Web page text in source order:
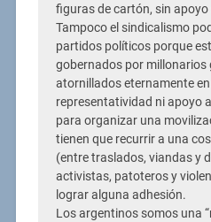
figuras de cartón, sin apoyo
Tampoco el sindicalismo
partidos políticos porque
gobernados por millonarios
atornillados eternamente
representatividad ni apoyo
para organizar una
tienen que recurrir a una
(entre traslados, viandas y
activistas, patoteros y
lograr alguna adhesión.
Los argentinos somos una